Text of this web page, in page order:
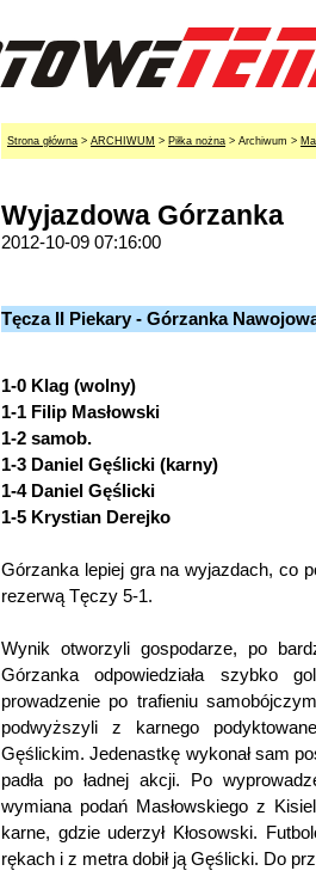
Strona główna > ARCHIWUM > Piłka nożna > Archiwum >
Wyjazdowa Górzanka
2012-10-09 07:16:00
Tęcza II Piekary - Górzanka
1-0 Klag (wolny)
1-1 Filip Masłowski
1-2 samob.
1-3 Daniel Gęślicki (karny)
1-4 Daniel Gęślicki
1-5 Krystian Derejko
Górzanka lepiej gra na wyjazdach, co
rezerwą Tęczy 5-1.
Wynik otworzyli gospodarze, po
Górzanka odpowiedziała szybko
prowadzenie po trafieniu
podwyższyli z karnego
Gęślickim. Jedenastkę wykonał sam
padła po ładnej akcji. Po
wymiana podań Masłowskiego z
karne, gdzie uderzył Kłosowski.
rękach i z metra dobił ją Gęślicki. Do